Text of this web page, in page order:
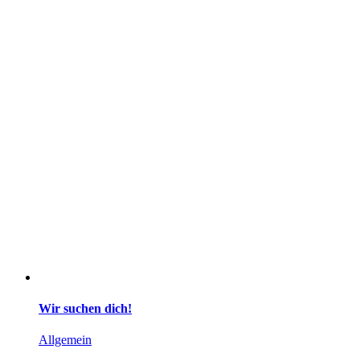
Wir suchen dich!
Allgemein